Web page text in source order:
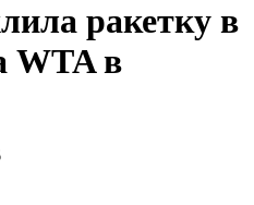
ракетку в
WTA в